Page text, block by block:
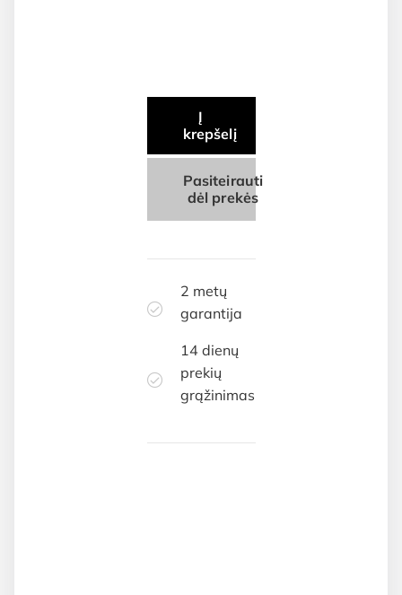
Į
krepšelį
Pasiteirauti
dėl prekės
2 metų
garantija
14 dienų
prekių
grąžinimas